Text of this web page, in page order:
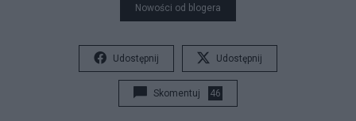
Nowości od blogera
Udostępnij Udostępnij
Skomentuj 46